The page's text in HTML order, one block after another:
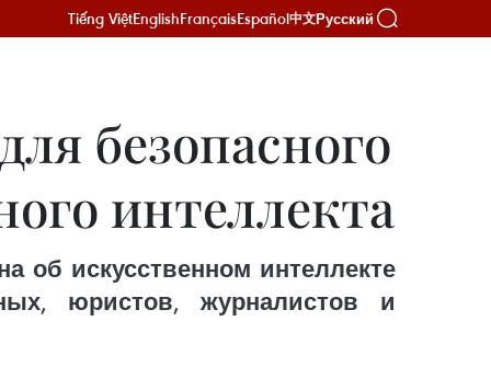
Tiếng ViệtEnglishFrançaisEspañol中文Русский
безопасного
интеллекта
об искусственном интеллекте
юристов, журналистов и